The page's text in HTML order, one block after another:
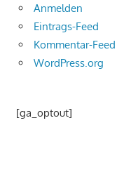
Anmelden
Eintrags-Feed
Kommentar-Feed
WordPress.org
[ga_optout]